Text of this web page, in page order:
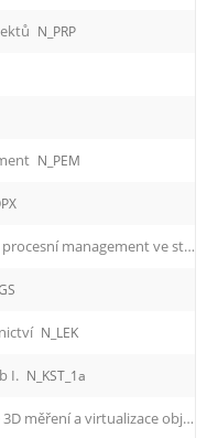
N_PRP
N_PEM
N_OMS Operační, výrobní a procesní management ve strojírenství
N_LEK
I. N_KST_1a
N_KOM Kontaktní a optické 3D měření a virtualizace objektů